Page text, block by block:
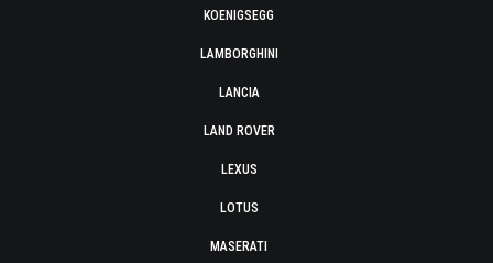
KOENIGSEGG
LAMBORGHINI
LANCIA
LAND ROVER
LEXUS
LOTUS
MASERATI